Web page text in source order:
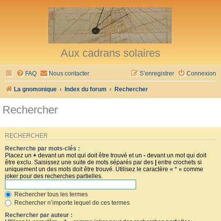
Aux cadrans solaires
FAQ Nous contacter Connexion
S’enregistrer
La gnomonique Index du forum Rechercher
Rechercher
RECHERCHER
Recherche par mots-clés :
Placez un + devant un mot qui doit être trouvé et un - devant un mot qui doit
être exclu. Saisissez une suite de mots séparés par des | entre crochets si
uniquement un des mots doit être trouvé. Utilisez le caractère « * » comme
joker pour des recherches partielles.
Rechercher tous les termes
Rechercher n’importe lequel de ces termes
Rechercher par auteur :